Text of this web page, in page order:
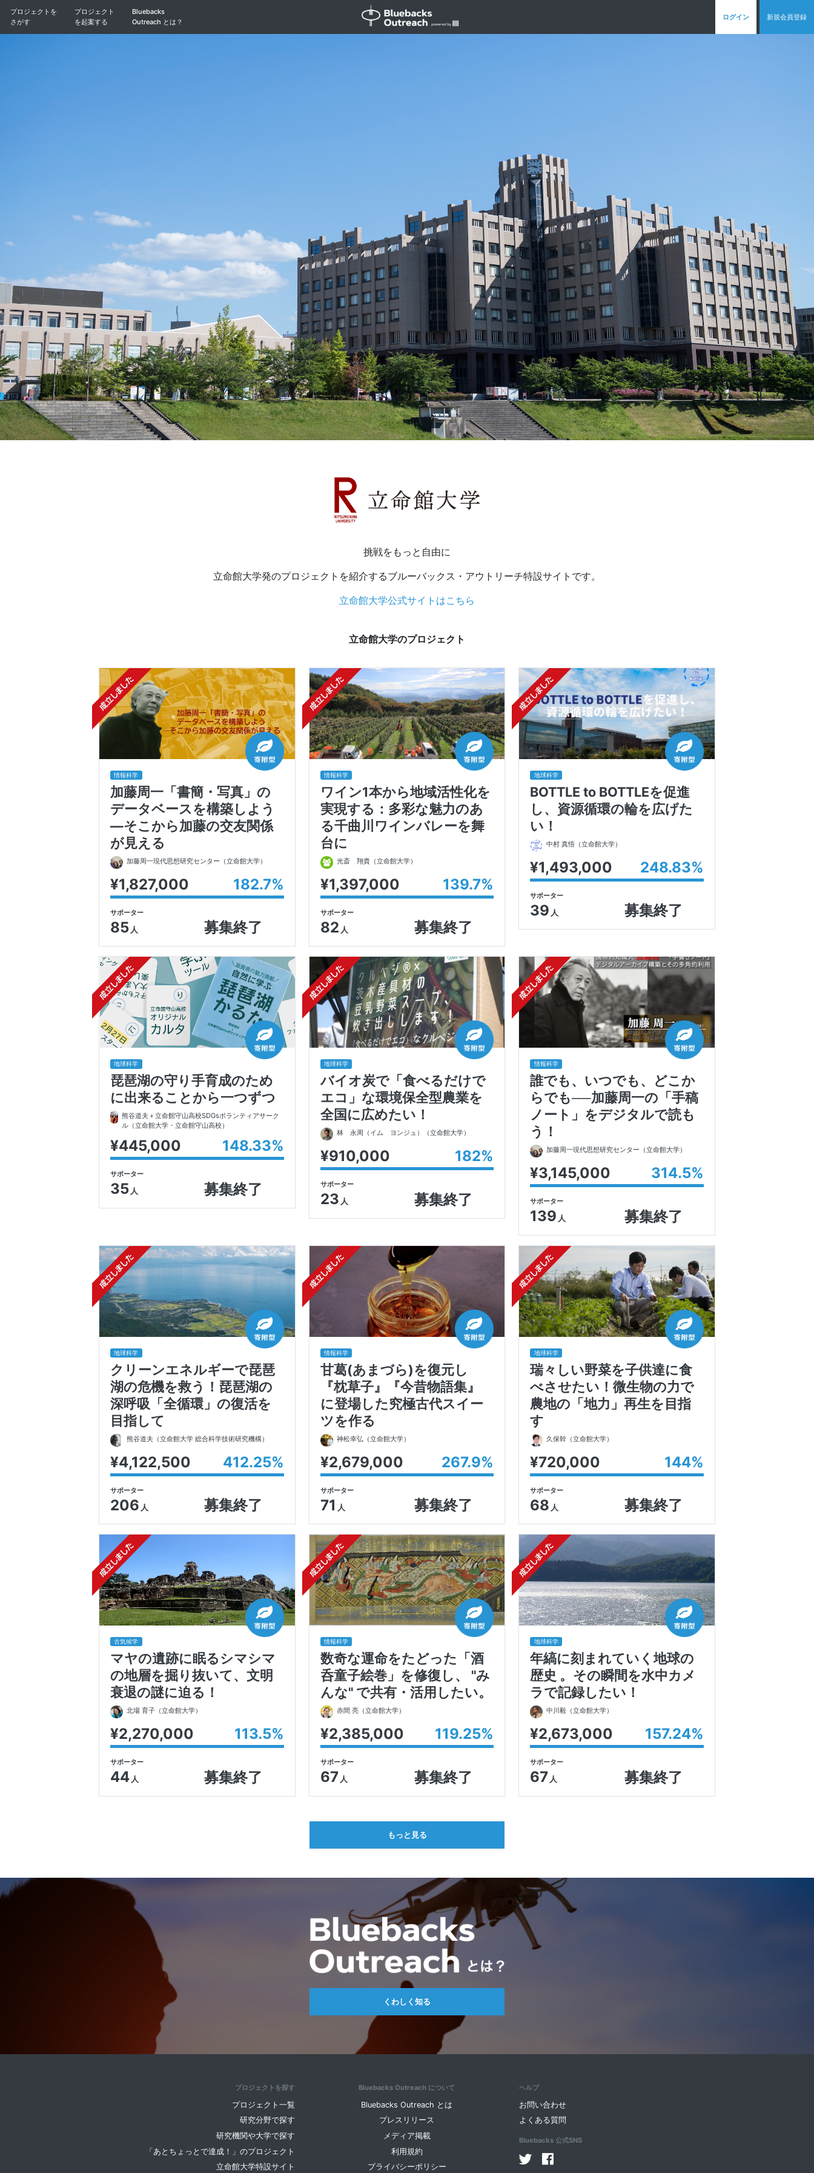
プロジェクトを
さがす
プロジェクト
を起案する
Bluebacks
Outreach とは？
ログイン 新規会員登録
挑戦をもっと自由に
立命館大学発のプロジェクトを紹介するブルーバックス・アウトリーチ特設サイトです。
立命館大学公式サイトはこちら
立命館大学のプロジェクト
情報科学
加藤周一「書簡・写真」の
データベースを構築しよう
―そこから加藤の交友関係
が見える
加藤周一現代思想研究センター （立命館大学）
¥1,827,000 182.7%
サポーター
85 人 募集終了
情報科学
ワイン1本から地域活性化を
実現する：多彩な魅力のあ
る千曲川ワインバレーを舞
台に
光斎 翔貴（立命館大学）
¥1,397,000 139.7%
サポーター
82 人 募集終了
地球科学
BOTTLE to BOTTLEを促進
し、資源循環の輪を広げた
い！
中村 真悟 （立命館大学）
¥1,493,000 248.83%
サポーター
39 人 募集終了
地球科学
琵琶湖の守り手育成のため
に出来ることから一つずつ
熊谷道夫＋立命館守山高校SDGsボランティアサーク
ル（立命館大学・立命館守山高校）
¥445,000 148.33%
サポーター
35 人 募集終了
地球科学
バイオ炭で「食べるだけで
エコ」な環境保全型農業を
全国に広めたい！
林 永周（イム ヨンジュ） （立命館大学）
¥910,000 182%
サポーター
23 人 募集終了
情報科学
誰でも、いつでも、どこか
らでも──加藤周一の「手稿
ノート」をデジタルで読も
う！
加藤周一現代思想研究センター （立命館大学）
¥3,145,000 314.5%
サポーター
139 人 募集終了
地球科学
クリーンエネルギーで琵琶
湖の危機を救う！琵琶湖の
深呼吸「全循環」の復活を
目指して
熊谷道夫 （立命館大学 総合科学技術研究機構）
¥4,122,500 412.25%
サポーター
206 人 募集終了
情報科学
甘葛(あまづら)を復元し
『枕草子』『今昔物語集』
に登場した究極古代スイー
ツを作る
神松幸弘 （立命館大学）
¥2,679,000 267.9%
サポーター
71 人 募集終了
地球科学
瑞々しい野菜を子供達に食
べさせたい！微生物の力で
農地の「地力」再生を目指
す
久保幹 （立命館大学）
¥720,000 144%
サポーター
68 人 募集終了
古気候学
マヤの遺跡に眠るシマシマ
の地層を掘り抜いて、文明
衰退の謎に迫る！
北場 育子 （立命館大学）
¥2,270,000 113.5%
サポーター
44 人 募集終了
情報科学
数奇な運命をたどった「酒
呑童子絵巻」を修復し、 "み
んな" で共有・活用したい。
赤間 亮（立命館大学）
¥2,385,000 119.25%
サポーター
67 人 募集終了
地球科学
年縞に刻まれていく地球の
歴史 。その瞬間を水中カメ
ラで記録したい！
中川毅 （立命館大学）
¥2,673,000 157.24%
サポーター
67 人 募集終了
もっと見る
くわしく知る
プロジェクトを探す
プロジェクト一覧
研究分野で探す
研究機関や大学で探す
「あとちょっとで達成！」のプロジェクト
立命館大学特設サイト
Bluebacks Outreach について
Bluebacks Outreach とは
プレスリリース
メディア掲載
利用規約
プライバシーポリシー
ヘルプ
お問い合わせ
よくある質問
Bluebacks 公式SNS